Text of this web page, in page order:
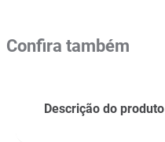
Confira também
Descrição do produto